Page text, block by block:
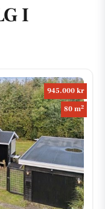
I
945.000 kr
80 m2